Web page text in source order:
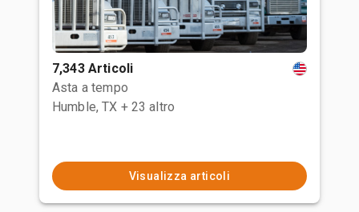
7,343 Articoli
Asta a tempo
Humble, TX + 23 altro
Visualizza articoli